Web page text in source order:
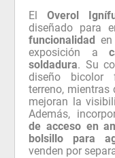
ElOverol
diseñado para
funcionalidad
exposición a
soldadura. Su
diseño bicolor
terreno, mientras
mejoran la
Además,
de acceso en
bolsillo para
venden por